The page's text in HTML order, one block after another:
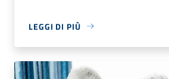
LEGGI DI PIÙ